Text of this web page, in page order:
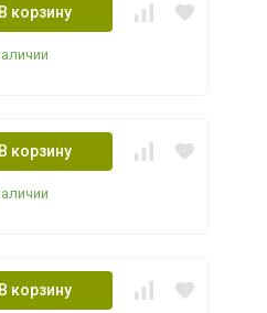
В корзину
В корзину
В корзину